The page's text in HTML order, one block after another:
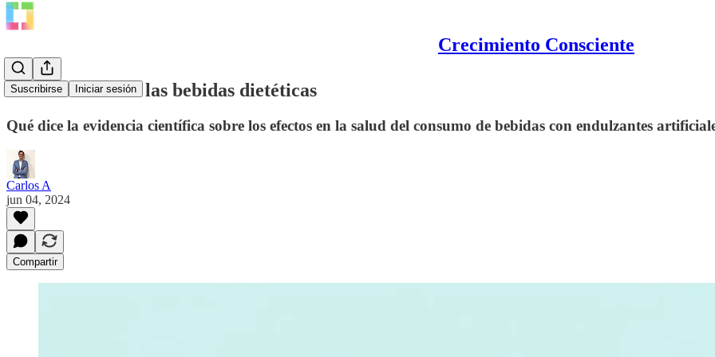
Crecimiento Consciente
Suscribirse Iniciar sesión
La verdad sobre las bebidas dietéticas
Qué dice la evidencia científica sobre los efectos en la salud del consumo de bebidas con endulzantes
Carlos A
jun 04, 2024
Compartir